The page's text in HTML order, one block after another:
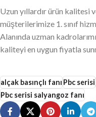
Uzun yıllardır ürün kalitesi
müşterilerimize 1. sınıf
Alanında uzman
kaliteyi en uygun fiyatla
alçak basınçlı fanıPbc serisi
Pbc serisi salyangoz fanı